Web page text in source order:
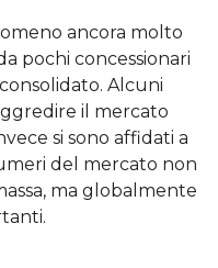
ancora molto
pochi concessionari
Alcuni
il mercato
si sono affidati a
del mercato non
ma globalmente